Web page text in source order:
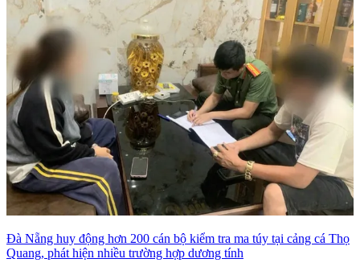
Đà Nẵng huy động hơn 200 cán bộ kiểm tra ma túy tại cảng cá Thọ
Quang, phát hiện nhiều trường hợp dương tính